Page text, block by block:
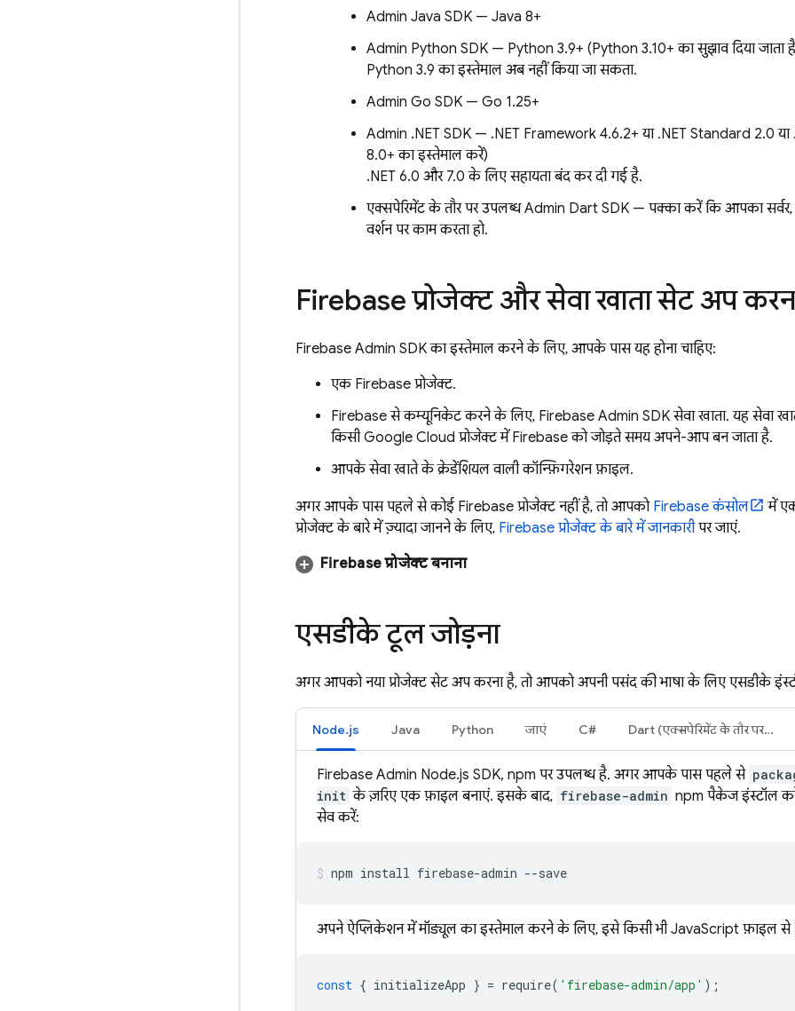
Admin Java SDK — Java 8+
Admin Python SDK — Python 3.9+ (Python 3.10+ का सुझाव दिया जाता
Python 3.9 का इस्तेमाल अब नहीं किया जा सकता.
Admin Go SDK — Go 1.25+
Admin .NET SDK — .NET Framework 4.6.2+ या .NET Standard 2.0 या
8.0+ का इस्तेमाल करें)
.NET 6.0 और 7.0 के लिए सहायता बंद कर दी गई है.
एक्सपेरिमेंट के तौर पर उपलब्ध Admin Dart SDK — पक्का करें कि आपका
वर्शन पर काम करता हो.
Firebase प्रोजेक्ट और सेवा खाता सेट अप
Firebase Admin SDKका इस्तेमाल करने के लिए, आपके पास यह होना चाहिए:
एक Firebase प्रोजेक्ट.
Firebase से कम्यूनिकेट करने के लिए, Firebase Admin SDK सेवा खाता. यह सेवा
किसी Google Cloud प्रोजेक्ट में Firebase को जोड़ते समय अपने-आप बन जाता है.
आपके सेवा खाते के क्रेडेंशियल वाली कॉन्फ़िगरेशन फ़ाइल.
अगर आपके पास पहले से कोई Firebase प्रोजेक्ट नहीं है, तो आपको Firebaseकंसोल
में
प्रोजेक्ट के बारे में ज़्यादा जानने के लिए, Firebase प्रोजेक्ट के बारे में जानकारीपर जाएं.
Firebase प्रोजेक्ट बनाना
एसडीके टूल जोड़ना
अगर आपको नया प्रोजेक्ट सेट अप करना है, तो आपको अपनी पसंद की भाषा के लिए एसडीके
Node.js Java Python जाएं C# Dart (एक्सपेरिमेंट के तौर पर उपलब्ध)
Firebase Admin Node.js SDK, npm पर उपलब्ध है. अगर आपके पास पहले से
init के ज़रिए एक फ़ाइल बनाएं. इसके बाद, firebase-admin npm पैकेज इंस्टॉल
सेव करें:
npm install firebase-admin --save
अपने ऐप्लिकेशन में मॉड्यूल का इस्तेमाल करने के लिए, इसे किसी भी JavaScript फ़ाइल से
const { initializeApp } = require( 'firebase-admin/app' );